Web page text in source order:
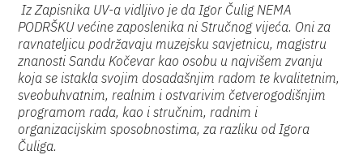
Iz Zapisnika UV-a vidljivo je da Igor Čulig NEMA
PODRŠKU većine zaposlenika ni Stručnog vijeća. Oni za
ravnateljicu podržavaju muzejsku savjetnicu, magistru
znanosti Sandu Kočevar kao osobu u najvišem zvanju
koja se istakla svojim dosadašnjim radom te kvalitetnim,
sveobuhvatnim, realnim i ostvarivim četverogodišnjim
programom rada, kao i stručnim, radnim i
organizacijskim sposobnostima, za razliku od Igora
Čuliga.